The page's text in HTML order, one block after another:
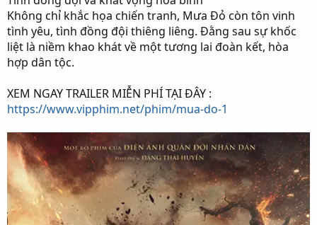
Không chỉ khắc họa chiến tranh, Mưa Đỏ còn tôn vinh
tình yêu, tình đồng đội thiêng liêng. Đằng sau sự khốc
liệt là niềm khao khát về một tương lai đoàn kết, hòa
hợp dân tộc.
XEM NGAY TRAILER MIỄN PHÍ TẠI ĐÂY :
https://www.vipphim.net/phim/mua-do-1